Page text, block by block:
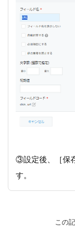
③設定後、［保
す。
この